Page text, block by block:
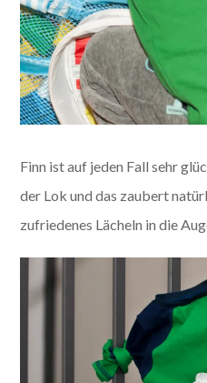
Finn ist auf jeden Fall sehr
der Lok und das zaubert
zufriedenes Lächeln in die